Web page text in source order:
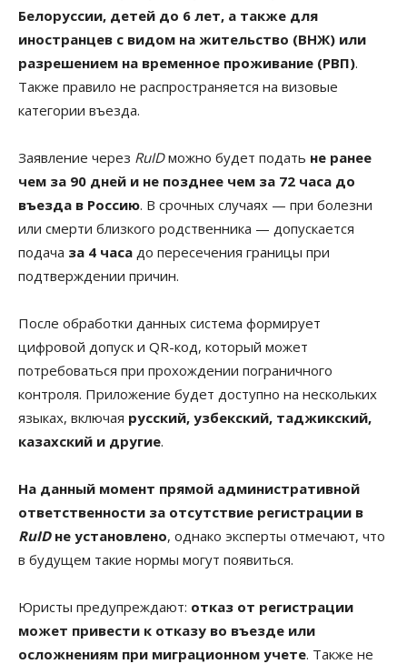
Белоруссии, детей до 6 лет, а также для
иностранцев с видом на жительство (ВНЖ) или
разрешением на временное проживание (РВП).
Также правило не распространяется на визовые
категории въезда.
Заявление через RuIDможно будет подать не ранее
чем за 90 дней и не позднее чем за 72 часа до
въезда в Россию. В срочных случаях — при болезни
или смерти близкого родственника — допускается
подача за 4 часа до пересечения границы при
подтверждении причин.
После обработки данных система формирует
цифровой допуск и QR-код, который может
потребоваться при прохождении пограничного
контроля. Приложение будет доступно на нескольких
языках, включая русский, узбекский, таджикский,
казахский и другие.
На данный момент прямой административной
ответственности за отсутствие регистрации в
RuIDне установлено, однако эксперты отмечают, что
в будущем такие нормы могут появиться.
Юристы предупреждают: отказ от регистрации
может привести к отказу во въезде или
осложнениям при миграционном учете. Также не